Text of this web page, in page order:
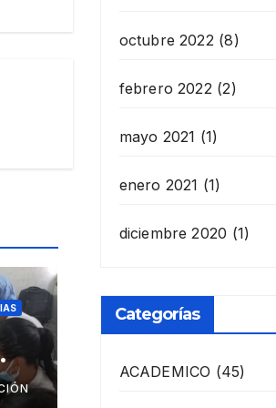
octubre 2022(8)
febrero 2022(2)
mayo 2021 (1)
enero 2021 (1)
diciembre 2020 (1)
Categorías
ACADEMICO (45)